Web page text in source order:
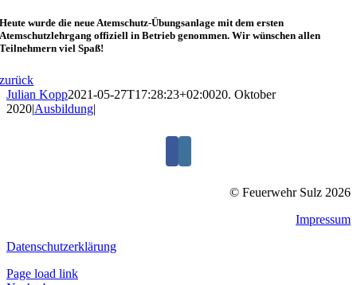
Heute wurde die neue Atemschutz-Übungsanlage mit dem ersten
Atemschutzlehrgang offiziell in Betrieb genommen. Wir wünschen allen
Teilnehmern viel Spaß!
zurück
Julian Kopp2021-05-27T17:28:23+02:0020. Oktober
2020|Ausbildung|
© Feuerwehr Sulz 2026
Impressum
Datenschutzerklärung
Page load link